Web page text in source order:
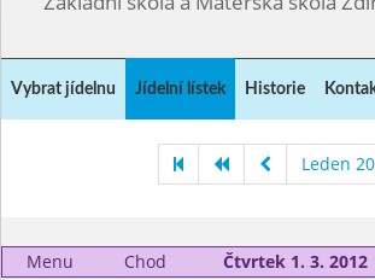
Vybrat jídelnu Jídelní lístek Historie
Leden
Menu Chod Čtvrtek 1. 3. 2012